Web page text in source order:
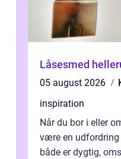
Låsesmed
05 august 2026
inspiration
Når du bor i eller
være en
både er dygtig,